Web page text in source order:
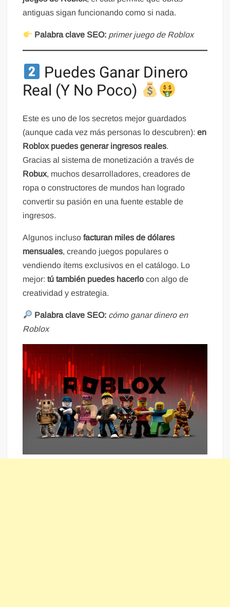
antiguas sigan funcionando como si nada.
Palabra clave SEO: primer juego de Roblox
Puedes Ganar Dinero
Real (Y No Poco)
Este es uno de los secretos mejor guardados
(aunque cada vez más personas lo descubren):en
Roblox puedes generar ingresos reales.
Gracias al sistema de monetización a través de
Robux, muchos desarrolladores, creadores de
ropa o constructores de mundos han logrado
convertir su pasión en una fuente estable de
ingresos.
Algunos inclusofacturan miles de dólares
mensuales, creando juegos populares o
vendiendo ítems exclusivos en el catálogo. Lo
mejor:tú también puedes hacerlo con algo de
creatividad y estrategia.
Palabra clave SEO: cómo ganar dinero en
Roblox